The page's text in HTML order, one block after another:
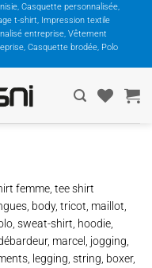
Casquette personnalisée,
t-shirt, Impression textile
entreprise, Vêtement
Casquette brodée, Polo
femme, tee shirt
body, tricot, maillot,
sweat-shirt, hoodie,
marcel, jogging,
legging, string, boxer,